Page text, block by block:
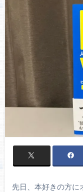
先日、本好きの方に